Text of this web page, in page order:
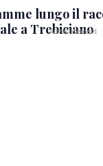
lungo il
a Trebiciano